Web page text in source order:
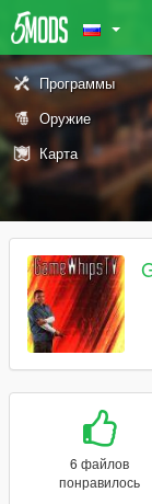
Программы
Оружие
Карта
6 файлов
понравилось